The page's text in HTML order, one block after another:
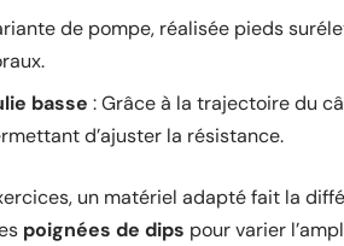
de pompe, réalisée pieds
basse : Grâce à la trajectoire du
d’ajuster la résistance.
un matériel adapté fait la
poignées de dips pour varier